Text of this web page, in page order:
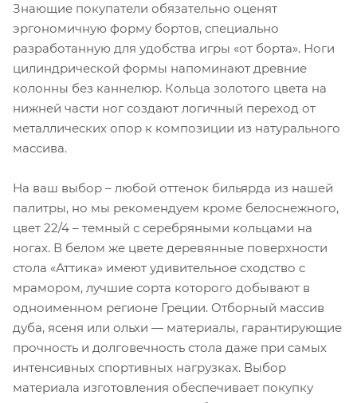
Знающие покупатели обязательно оценят
эргономичную форму бортов, специально
разработанную для удобства игры «от борта». Ноги
цилиндрической формы напоминают древние
колонны без каннелюр. Кольца золотого цвета на
нижней части ног создают логичный переход от
металлических опор к композиции из натурального
массива.
На ваш выбор – любой оттенок бильярда из нашей
палитры, но мы рекомендуем кроме белоснежного,
цвет 22/4 – темный с серебряными кольцами на
ногах. В белом же цвете деревянные поверхности
стола «Аттика» имеют удивительное сходство с
мрамором, лучшие сорта которого добывают в
одноименном регионе Греции. Отборный массив
дуба, ясеня или ольхи — материалы, гарантирующие
прочность и долговечность стола даже при самых
интенсивных спортивных нагрузках. Выбор
материала изготовления обеспечивает покупку